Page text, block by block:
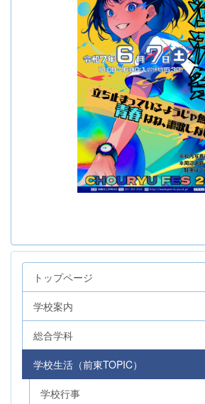
トップページ
学校案内
総合学科
学校生活（前東TOPIC）
学校行事